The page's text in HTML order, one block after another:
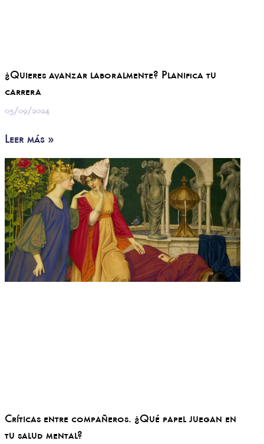
¿Quieres avanzar laboralmente? Planifica tu
carrera
05/09/2024
Leer más »
Críticas entre compañeros. ¿Qué papel juegan en
tu salud mental?